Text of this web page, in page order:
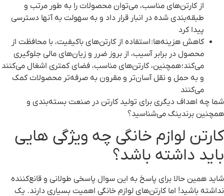
از کارتن‌های مناسب، می‌توان محصولات را به طور مرتب و
طبقه‌بندی شده در انبار قرار داد و به سهولت به آنها دسترسی
پیدا کرد
کاهش هزینه‌ها: استفاده از کارتن‌های باکیفیت، با محافظت از
محصول در برابر آسیب، از بروز ضرر و زیان‌های مالی جلوگیری
می‌کند؛ همچنین، کارتن‌های مناسب، فضای کمتری اشغال می‌کنند
و به حمل و نقل آسان‌تر و مقرون به صرفه‌تر محصولات کمک
می‌کنند
شما چه اهداف دیگری برای تولید کارتن در صنعت بسته‌بندی و
همچنین برندینگ می‌شناسید؟
کارتن لوازم خانگی چه ویژگی هایی
باید داشته باشد؟
شاید همین حالا برای پاسخ به این سوال پاسخی طولانی و قانع‌کننده
نداشته باشید! اما کارتن‌های لوازم خانگی اهمیت بسیاری دارند. یک